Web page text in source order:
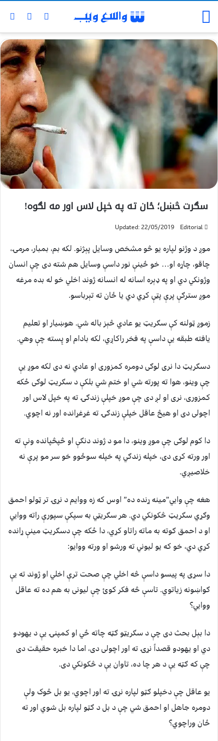
سګرت څښل؛‌ ځان ته په خپل لاس اور مه لګوه!
Editorial
Updated: 22/05/2019
موږ د وژنو لپاره یو څو مشخص وسایل پېژنو. لکه بم، بمبار، مرمۍ،
چاقو، چاړه او… خو ځینې نور داسې وسایل هم شته دی چې انسان
وژونکي دي او په ډېره اسانه له انسانه ژوند اخلي خو له بده مرغه
موږ سترګې پرې پټې کړي دي یا ځان ته تېرباسو.
زموږ ټولنه کې سګریټ یو عادي څېز باله شي. هوښیار او تعلیم
یافته طبقه یې داسې په فخر راکاږي، لکه بادام او پِسته چې وهي.
دسګریټ دا نری لوګی دومره کمزوری او عادي نه دی لکه موږ یې
چې وینو، هوا ته پورته شي او ختم شي بلکې د سګریټ لوګی ځکه
کمزوری، نری او لږ دی چې موږ خپلې زندګۍ ته په خپل لاس اور
اچولی دی او هیڅ عاقل خپلې زندګۍ ته غړغړانده اور نه اچوي.
دا کوم لوګی چې موږ وینو، دا مو د ژوند دنګې او څپڅپانده ونې ته
اور ورته کړی دی، خپله زندګي په خپله سوځوو خو سر مو پرې نه
خلاصیږي.
هغه چې وایي”مینه ړنده ده” اوس که زه ووایم د نړۍ تر ټولو احمق
وګړي سګریټ څکونکي دي. هر سګریټي به سپکې سپورې راته ووایي
او د احمق ګوته به ماته راتاو کړي، دا ځکه چې دسګریټ مینې ړانده
کړي دي، خو که یو لیوني ته ورشو او ورته ووایو:
دا سړی په پیسو داسې څه اخلي چې صحت ترې اخلي او ژوند ته یې
ګواښونه زیاتوي. تاسې څه فکر کوئ چې لیونی به هم ده ته عاقل
ووایي؟
دا بېل بحث دی چې د سګریټو ګټه چاته ځي او کمپنۍ یې د یهودو
دي او یهودو قصداً نړۍ ته اور اچولی دی، اما دا خبره حقیقت دی
چې که ګټه یې د هر چا ده، تاوان یې د څکونکي دی.
یو عاقل چې دخپلو ګټو لپاره نړۍ ته اور اچوي، یو بل څوک ولې
دومره جاهل او احمق شي چې د بل د ګټو لپاره بل شوي اور ته
ځان وراچوي؟